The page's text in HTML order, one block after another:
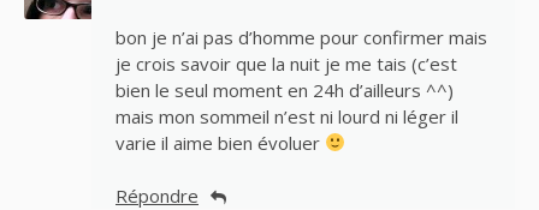
bon je n’ai pas d’homme pour confirmer mais
je crois savoir que la nuit je me tais (c’est
bien le seul moment en 24h d’ailleurs ^^)
mais mon sommeil n’est ni lourd ni léger il
varie il aime bien évoluer
Répondre